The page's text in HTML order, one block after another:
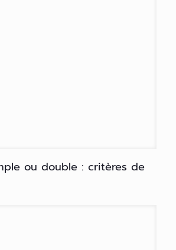
ou double : critères de